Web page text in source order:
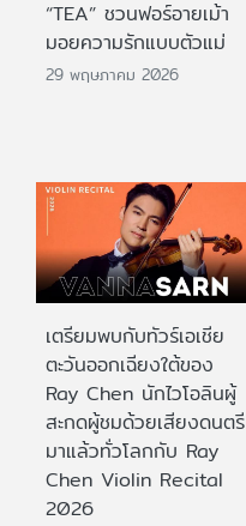
“TEA” ชวนฟอร์อายเม้า
มอยความรักแบบตัวแม่
29 พฤษภาคม 2026
เตรียมพบกับทัวร์เอเชีย
ตะวันออกเฉียงใต้ของ
Ray Chen นักไวโอลินผู้
สะกดผู้ชมด้วยเสียงดนตรี
มาแล้วทั่วโลกกับ Ray
Chen Violin Recital
2026